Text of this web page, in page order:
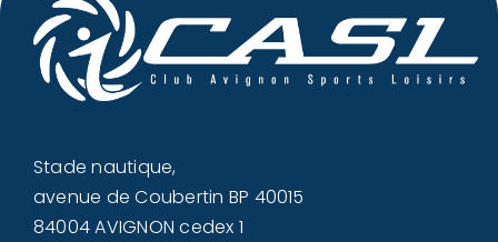
Stade nautique,
avenue de Coubertin BP 40015
84004 AVIGNON cedex 1